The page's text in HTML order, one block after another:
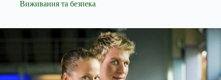
Виживання та безпека